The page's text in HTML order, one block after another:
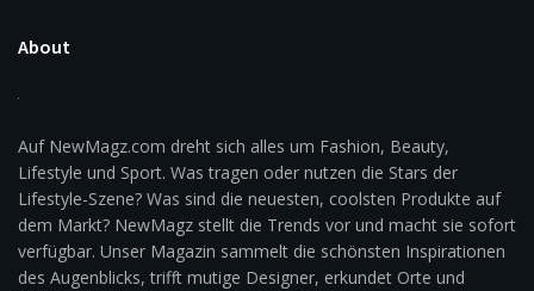
About
Auf NewMagz.com dreht sich alles um Fashion, Beauty,
Lifestyle und Sport. Was tragen oder nutzen die Stars der
Lifestyle-Szene? Was sind die neuesten, coolsten Produkte auf
dem Markt? NewMagz stellt die Trends vor und macht sie sofort
verfügbar. Unser Magazin sammelt die schönsten Inspirationen
des Augenblicks, trifft mutige Designer, erkundet Orte und